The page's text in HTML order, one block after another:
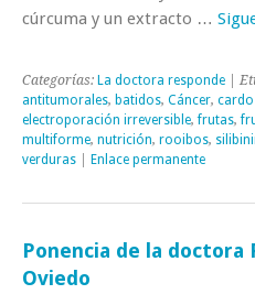
cúrcuma y un extracto …
Categorías: La doctora responde |
antitumorales, batidos, Cáncer,
electroporación irreversible,frutas,
multiforme, nutrición, rooibos,
verduras
Enlace permanente
Ponencia de la doctora
Oviedo